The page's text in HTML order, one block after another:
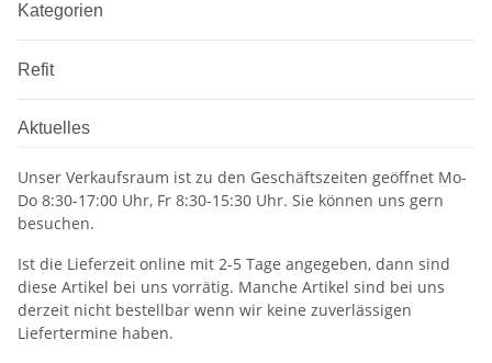
Kategorien
Refit
Aktuelles
Unser Verkaufsraum ist zu den Geschäftszeiten geöffnet Mo-
Do 8:30-17:00 Uhr, Fr 8:30-15:30 Uhr. Sie können uns gern
besuchen.
Ist die Lieferzeit online mit 2-5 Tage angegeben, dann sind
diese Artikel bei uns vorrätig. Manche Artikel sind bei uns
derzeit nicht bestellbar wenn wir keine zuverlässigen
Liefertermine haben.